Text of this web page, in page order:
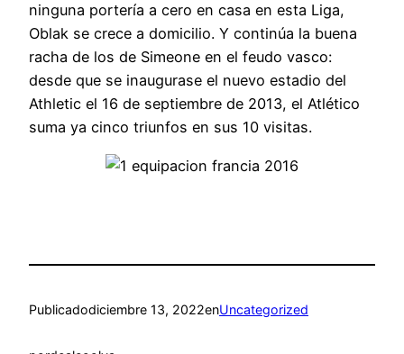
ninguna portería a cero en casa en esta Liga,
Oblak se crece a domicilio. Y continúa la buena
racha de los de Simeone en el feudo vasco:
desde que se inaugurase el nuevo estadio del
Athletic el 16 de septiembre de 2013, el Atlético
suma ya cinco triunfos en sus 10 visitas.
Publicadodiciembre 13, 2022enUncategorized